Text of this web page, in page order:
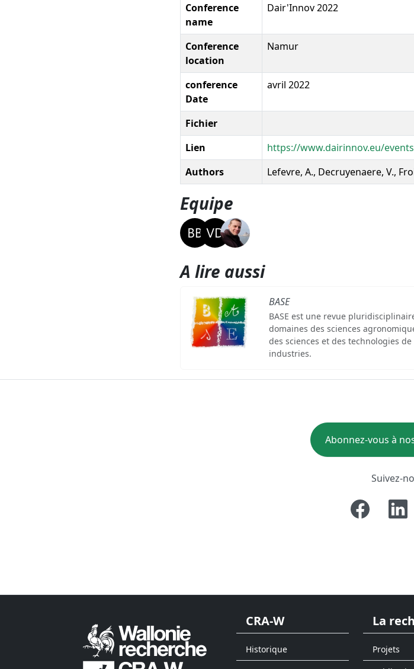
Conference
name
Dair'Innov 2022
Conference
location
Namur
conference
Date
avril 2022
Fichier
Lien
https://www.dairinnov.eu/
Authors
Lefevre, A., Decruyenaere, V.,
Equipe
A lire aussi
BASE
BASE est une revue
domaines des sciences
des sciences et des technologies
industries.
Abonnez-vous à
Suivez-
CRA-W
Historique
La
Projets